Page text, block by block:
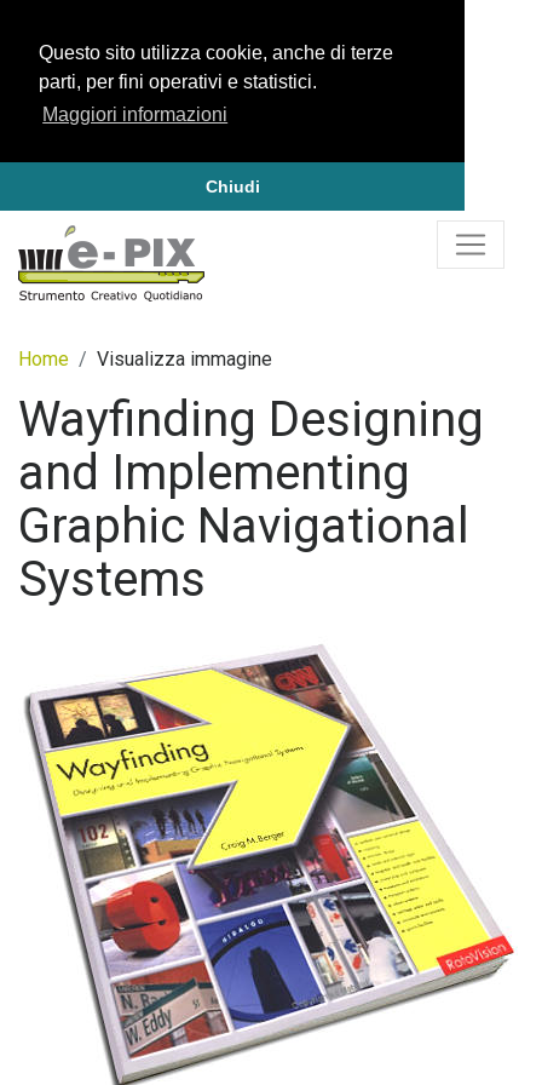
Questo sito utilizza cookie, anche di terze
parti, per fini operativi e statistici.
Maggiori informazioni
Chiudi
Home Visualizza immagine
Wayfinding Designing
and Implementing
Graphic Navigational
Systems